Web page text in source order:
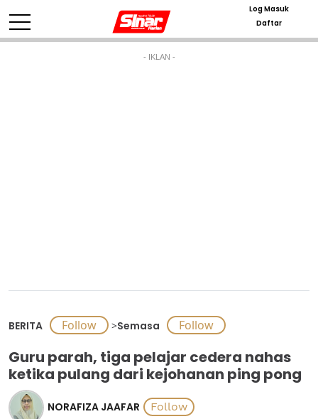
Log Masuk
Daftar
- IKLAN -
BERITA >Semasa
Guru parah, tiga pelajar cedera nahas
ketika pulang dari kejohanan ping pong
NORAFIZA JAAFAR